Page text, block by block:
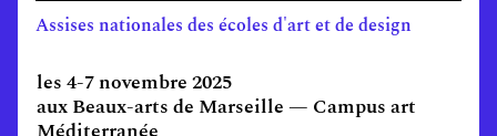
Assises nationales des écoles d'art et de design
les 4-7 novembre 2025
aux Beaux-arts de Marseille — Campus art